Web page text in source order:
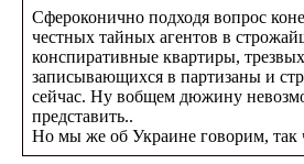
Сфероконично подходя вопрос
честных тайных агентов в
конспиративные квартиры,
записывающихся в партизаны и
сейчас. Ну вобщем дюжину
представить..
Но мы же об Украине говорим, так